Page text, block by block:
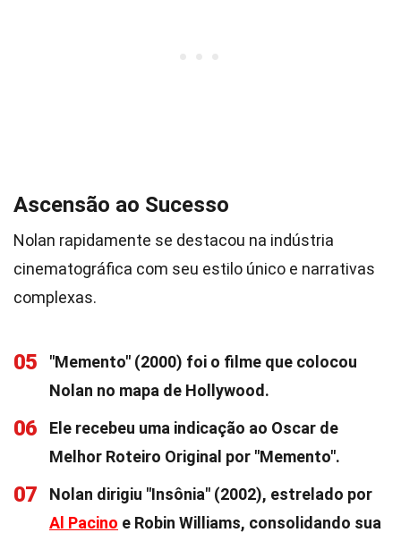
Ascensão ao Sucesso
Nolan rapidamente se destacou na indústria
cinematográfica com seu estilo único e narrativas
complexas.
05
"Memento" (2000) foi o filme que colocou
Nolan no mapa de Hollywood.
06
Ele recebeu uma indicação ao Oscar de
Melhor Roteiro Original por "Memento".
07
Nolan dirigiu "Insônia" (2002), estrelado por
Al Pacino e Robin Williams, consolidando sua